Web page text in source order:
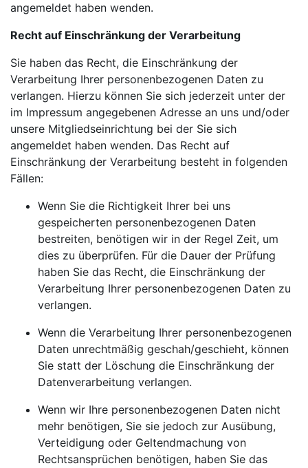
angemeldet haben wenden.
Recht auf Einschränkung der Verarbeitung
Sie haben das Recht, die Einschränkung der
Verarbeitung Ihrer personenbezogenen Daten zu
verlangen. Hierzu können Sie sich jederzeit unter der
im Impressum angegebenen Adresse an uns und/oder
unsere Mitgliedseinrichtung bei der Sie sich
angemeldet haben wenden. Das Recht auf
Einschränkung der Verarbeitung besteht in folgenden
Fällen:
Wenn Sie die Richtigkeit Ihrer bei uns
gespeicherten personenbezogenen Daten
bestreiten, benötigen wir in der Regel Zeit, um
dies zu überprüfen. Für die Dauer der Prüfung
haben Sie das Recht, die Einschränkung der
Verarbeitung Ihrer personenbezogenen Daten zu
verlangen.
Wenn die Verarbeitung Ihrer personenbezogenen
Daten unrechtmäßig geschah/geschieht, können
Sie statt der Löschung die Einschränkung der
Datenverarbeitung verlangen.
Wenn wir Ihre personenbezogenen Daten nicht
mehr benötigen, Sie sie jedoch zur Ausübung,
Verteidigung oder Geltendmachung von
Rechtsansprüchen benötigen, haben Sie das